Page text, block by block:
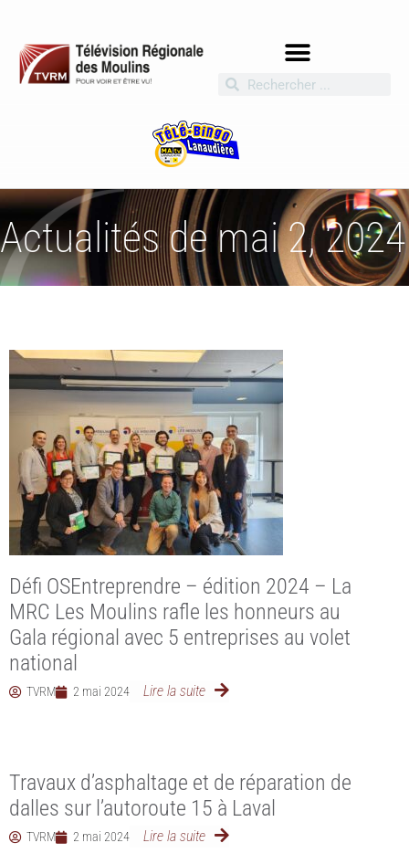
Actualités de mai 2, 2024
Défi OSEntreprendre – édition 2024 – La
MRC Les Moulins rafle les honneurs au
Gala régional avec 5 entreprises au volet
national
TVRM 2 mai 2024 Lire la suite
Travaux d’asphaltage et de réparation de
dalles sur l’autoroute 15 à Laval
TVRM 2 mai 2024 Lire la suite